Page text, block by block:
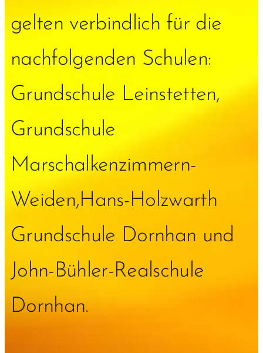
gelten verbindlich für die
nachfolgenden Schulen:
Grundschule Leinstetten,
Grundschule
Marschalkenzimmern-
Weiden,Hans-Holzwarth
Grundschule Dornhan und
John-Bühler-Realschule
Dornhan.